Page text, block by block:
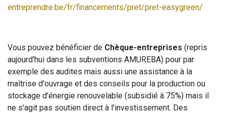
entreprendre.be/fr/financements/pret/pret-easygreen/
Vous pouvez bénéficier de Chèque-entreprises (repris
aujourd'hui dans les subventions AMUREBA) pour par
exemple des audites mais aussi une assistance à la
maîtrise d'ouvrage et des conseils pour la production ou
stockage d'énergie renouvelable (subsidié à 75%) mais il
ne s'agit pas soutien direct à l'investissement. Des